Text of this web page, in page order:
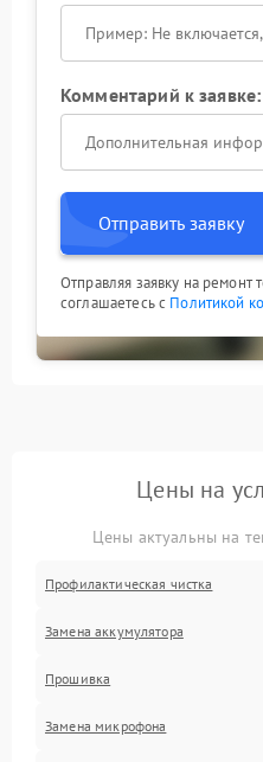
Комментарий к заявке:
Отправить заявку
Отправляя заявку на ремонт
соглашаетесь с Политикой
Цены на
Цены актуальны на
Профилактическая чистка
Замена аккумулятора
Прошивка
Замена микрофона